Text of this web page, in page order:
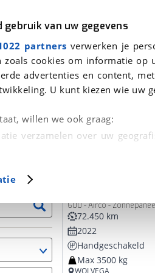
gebruik van uw gegevens
partners verwerken je
zoals cookies om informatie op
advertenties en content,
U kunt kiezen wie uw
willen we ook graag:
verzamelen over uw
in. U kunt uw
vergelijkbare technieken
zorgen ervoor dat de
Motor
voor je
600 - Airco -
72.450 km
2022
Handgeschakeld
Max 3500 kg
WOLVEGA